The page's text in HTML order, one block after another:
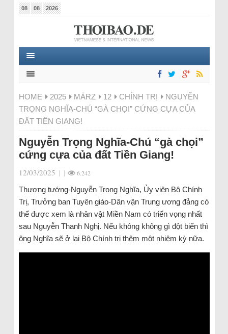
08 08 2026
HOME 2025 MÄRZ 12 CHÍNH TRỊ
NGUYỄN
TRỌNG NGHĨA-CHÚ “GÀ CHỌI” CỨNG CỰA CỦA
ĐẤT TIỀN GIANG!
Nguyễn Trọng Nghĩa-Chú “gà chọi”
cứng cựa của đất Tiền Giang!
12/03/2025 | | 6.242
Thượng tướng-Nguyễn Trọng Nghĩa, Ủy viên Bộ Chính
Trị, Trưởng ban Tuyên giáo-Dân vận Trung ương đảng có
thể được xem là nhân vật Miền Nam có triển vọng nhất
sau Nguyễn Thanh Nghị. Nếu không không gì đột biến thì
ông Nghĩa sẽ ở lại Bộ Chính trị thêm một nhiệm kỳ nữa.